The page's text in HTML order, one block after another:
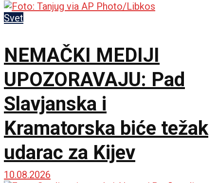
Svet
NEMAČKI MEDIJI
UPOZORAVAJU: Pad
Slavjanska i
Kramatorska biće težak
udarac za Kijev
10.08.2026